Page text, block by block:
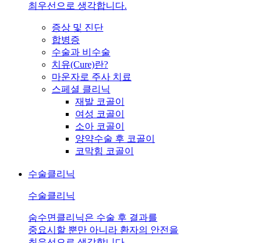
최우선으로 생각합니다.
증상 및 진단
합병증
수술과 비수술
치유(Cure)란?
마운자로 주사 치료
스페셜 클리닉
재발 코골이
여성 코골이
소아 코골이
양약수술 후 코골이
코막힘 코골이
수술클리닉
수술클리닉
숨수면클리닉은 수술 후 결과를
중요시할 뿐만 아니라 환자의 안전을